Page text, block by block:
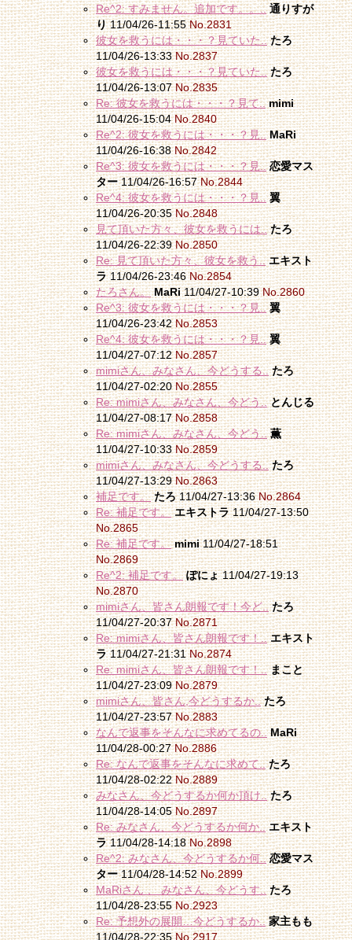
Re^2: すみません。追加です。。.. 通りすが
り11/04/26-11:55No.2831
彼女を救うには・・・？見ていた.. たろ
11/04/26-13:33No.2837
彼女を救うには・・・？見ていた.. たろ
11/04/26-13:07No.2835
Re: 彼女を救うには・・・？見て.. mimi
11/04/26-15:04No.2840
Re^2: 彼女を救うには・・・？見.. MaRi
11/04/26-16:38No.2842
Re^3: 彼女を救うには・・・？見.. 恋愛マス
ター11/04/26-16:57No.2844
Re^4: 彼女を救うには・・・？見.. 翼
11/04/26-20:35No.2848
見て頂いた方々、彼女を救うには.. たろ
11/04/26-22:39No.2850
Re: 見て頂いた方々、彼女を救う.. エキスト
ラ11/04/26-23:46No.2854
たろさん。 MaRi11/04/27-10:39No.2860
Re^3: 彼女を救うには・・・？見.. 翼
11/04/26-23:42No.2853
Re^4: 彼女を救うには・・・？見.. 翼
11/04/27-07:12No.2857
mimiさん、みなさん、今どうする.. たろ
11/04/27-02:20No.2855
Re: mimiさん、みなさん、今どう.. とんじる
11/04/27-08:17No.2858
Re: mimiさん、みなさん、今どう.. 薫
11/04/27-10:33No.2859
mimiさん、みなさん、今どうする.. たろ
11/04/27-13:29No.2863
補足です。 たろ11/04/27-13:36No.2864
Re: 補足です。 エキストラ11/04/27-13:50
No.2865
Re: 補足です。 mimi11/04/27-18:51
No.2869
Re^2: 補足です。 ぽにょ11/04/27-19:13
No.2870
mimiさん、皆さん朗報です！今ど.. たろ
11/04/27-20:37No.2871
Re: mimiさん、皆さん朗報です！.. エキスト
ラ11/04/27-21:31No.2874
Re: mimiさん、皆さん朗報です！.. まこと
11/04/27-23:09No.2879
mimiさん、皆さん,今どうするか.. たろ
11/04/27-23:57No.2883
なんで返事をそんなに求めてるの.. MaRi
11/04/28-00:27No.2886
Re: なんで返事をそんなに求めて.. たろ
11/04/28-02:22No.2889
みなさん、今どうするか何か頂け.. たろ
11/04/28-14:05No.2897
Re: みなさん、今どうするか何か.. エキスト
ラ11/04/28-14:18No.2898
Re^2: みなさん、今どうするか何.. 恋愛マス
ター11/04/28-14:52No.2899
MaRiさん 、 みなさん、今どうす.. たろ
11/04/28-23:55No.2923
Re: 予想外の展開…今どうするか.. 家主もも
11/04/28-22:35No.2917